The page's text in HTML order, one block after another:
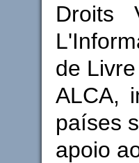
Droits
de
ALCA,
países
apoio